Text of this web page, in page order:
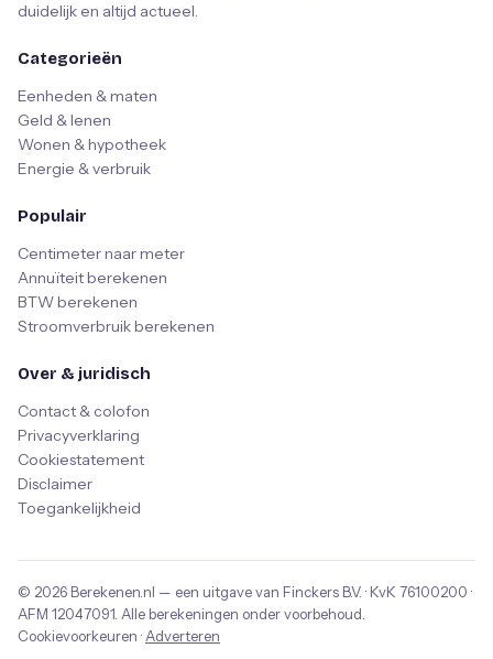
duidelijk en altijd actueel.
Categorieën
Eenheden & maten
Geld & lenen
Wonen & hypotheek
Energie & verbruik
Populair
Centimeter naar meter
Annuïteit berekenen
BTW berekenen
Stroomverbruik berekenen
Over & juridisch
Contact & colofon
Privacyverklaring
Cookiestatement
Disclaimer
Toegankelijkheid
© 2026 Berekenen.nl — een uitgave van Finckers B.V. · KvK 76100200 ·
AFM 12047091 . Alle berekeningen onder voorbehoud.
Cookievoorkeuren · Adverteren